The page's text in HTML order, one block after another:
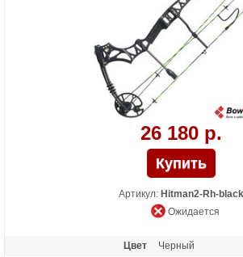
26 180 р.
Артикул: Hitman2-Rh-black
Ожидается
Цвет
Черный